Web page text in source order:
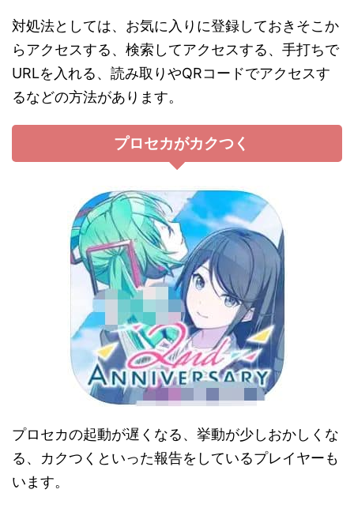
対処法としては、お気に入りに登録しておきそこか
らアクセスする、検索してアクセスする、手打ちで
URLを入れる、読み取りやQRコードでアクセスす
るなどの方法があります。
プロセカがカクつく
プロセカの起動が遅くなる、挙動が少しおかしくな
る、カクつくといった報告をしているプレイヤーも
います。